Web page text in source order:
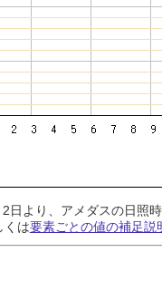
日より、アメダスの日照
くは要素ごとの値の補足説